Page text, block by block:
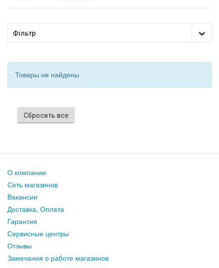
Фільтр
Товары не найдены
Сбросить все
О компании
Сеть магазинов
Вакансии
Доставка, Оплата
Гарантия
Сервисные центры
Отзывы
Замечания о работе магазинов